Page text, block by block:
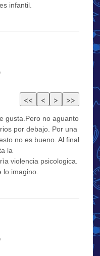
infantil.
gusta.Pero no aguanto
por debajo. Por una
no es bueno. Al final
la
violencia psicologica.
lo imagino.